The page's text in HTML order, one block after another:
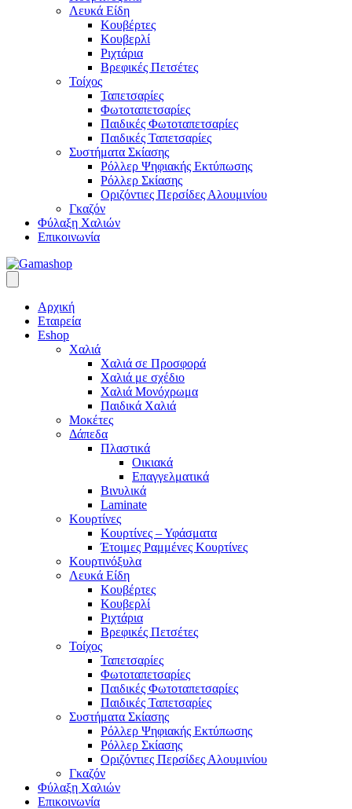
Λευκά Είδη
Κουβέρτες
Κουβερλί
Ριχτάρια
Βρεφικές Πετσέτες
Τοίχος
Ταπετσαρίες
Φωτοταπετσαρίες
Παιδικές Φωτοταπετσαρίες
Παιδικές Ταπετσαρίες
Συστήματα Σκίασης
Ρόλλερ Ψηφιακής Εκτύπωσης
Ρόλλερ Σκίασης
Οριζόντιες Περσίδες Αλουμινίου
Γκαζόν
Φύλαξη Χαλιών
Επικοινωνία
Αρχική
Εταιρεία
Eshop
Χαλιά
Χαλιά σε Προσφορά
Χαλιά με σχέδιο
Χαλιά Μονόχρωμα
Παιδικά Χαλιά
Μοκέτες
Δάπεδα
Πλαστικά
Οικιακά
Επαγγελματικά
Βινυλικά
Laminate
Κουρτίνες
Κουρτίνες – Υφάσματα
Έτοιμες Ραμμένες Κουρτίνες
Κουρτινόξυλα
Λευκά Είδη
Κουβέρτες
Κουβερλί
Ριχτάρια
Βρεφικές Πετσέτες
Τοίχος
Ταπετσαρίες
Φωτοταπετσαρίες
Παιδικές Φωτοταπετσαρίες
Παιδικές Ταπετσαρίες
Συστήματα Σκίασης
Ρόλλερ Ψηφιακής Εκτύπωσης
Ρόλλερ Σκίασης
Οριζόντιες Περσίδες Αλουμινίου
Γκαζόν
Φύλαξη Χαλιών
Επικοινωνία